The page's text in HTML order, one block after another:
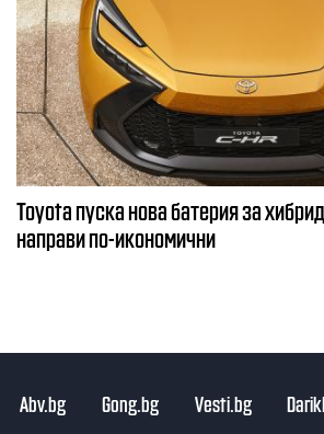
Toyota пуска нова батерия за
направи по-икономични
Abv.bg Gong.bg Vesti.bg